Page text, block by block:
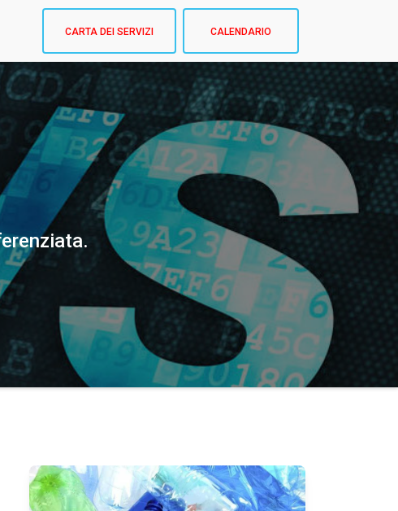
CARTA DEI SERVIZI CALENDARIO